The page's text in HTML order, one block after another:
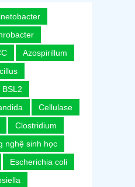
Azospirillum
BSL2
Cellulase
Clostridium
nghệ sinh học
Escherichia coli